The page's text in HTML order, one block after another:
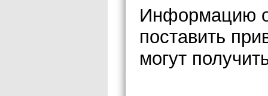
Информацию
поставить
могут